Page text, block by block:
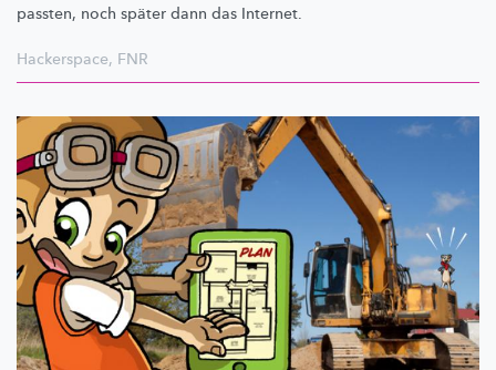
passten, noch später dann das Internet.
Hackerspace, FNR